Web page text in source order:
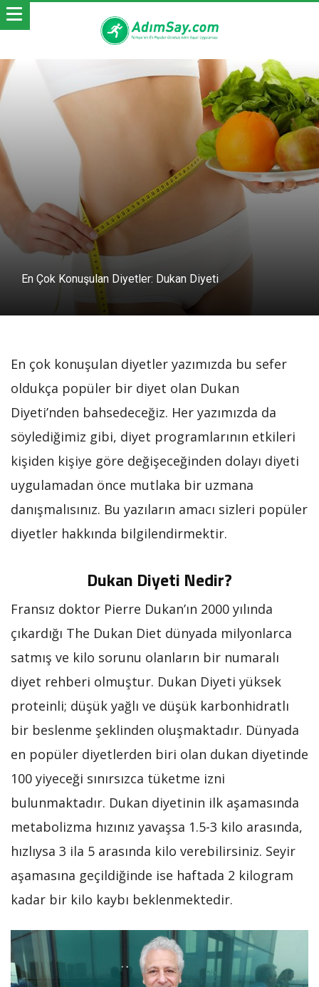
En Çok Konuşulan Diyetler: Dukan Diyeti
En çok konuşulan diyetler yazımızda bu sefer
oldukça popüler bir diyet olan Dukan
Diyeti’nden bahsedeceğiz. Her yazımızda da
söylediğimiz gibi, diyet programlarının etkileri
kişiden kişiye göre değişeceğinden dolayı diyeti
uygulamadan önce mutlaka bir uzmana
danışmalısınız. Bu yazıların amacı sizleri popüler
diyetler hakkında bilgilendirmektir.
Dukan Diyeti Nedir?
Fransız doktor Pierre Dukan’ın 2000 yılında
çıkardığı The Dukan Diet dünyada milyonlarca
satmış ve kilo sorunu olanların bir numaralı
diyet rehberi olmuştur. Dukan Diyeti yüksek
proteinli; düşük yağlı ve düşük karbonhidratlı
bir beslenme şeklinden oluşmaktadır. Dünyada
en popüler diyetlerden biri olan dukan diyetinde
100 yiyeceği sınırsızca tüketme izni
bulunmaktadır. Dukan diyetinin ilk aşamasında
metabolizma hızınız yavaşsa 1.5-3 kilo arasında,
hızlıysa 3 ila 5 arasında kilo verebilirsiniz. Seyir
aşamasına geçildiğinde ise haftada 2 kilogram
kadar bir kilo kaybı beklenmektedir.